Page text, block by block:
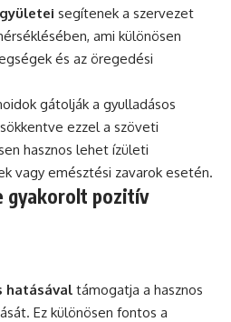
segítenek a szervezet
ami különösen
és az öregedési
gátolják a gyulladásos
ezzel a szöveti
hasznos lehet ízületi
vagy emésztési zavarok esetén.
gyakorolt pozitív
hatásával támogatja a hasznos
Ez különösen fontos a